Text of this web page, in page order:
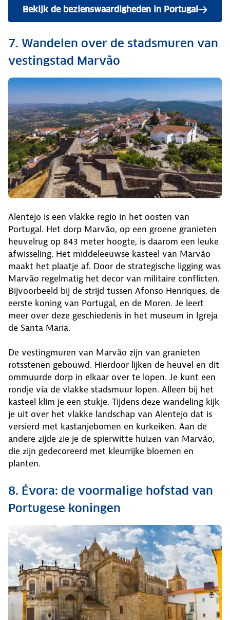
Bekijk de bezienswaardigheden in Portugal
7. Wandelen over de stadsmuren van
vestingstad Marvão
Alentejo is een vlakke regio in het oosten van
Portugal. Het dorp Marvão, op een groene granieten
heuvelrug op 843 meter hoogte, is daarom een leuke
afwisseling. Het middeleeuwse kasteel van Marvão
maakt het plaatje af. Door de strategische ligging was
Marvão regelmatig het decor van militaire conflicten.
Bijvoorbeeld bij de strijd tussen Afonso Henriques, de
eerste koning van Portugal, en de Moren. Je leert
meer over deze geschiedenis in het museum in Igreja
de Santa Maria.
De vestingmuren van Marvão zijn van granieten
rotsstenen gebouwd. Hierdoor lijken de heuvel en dit
ommuurde dorp in elkaar over te lopen. Je kunt een
rondje via de vlakke stadsmuur lopen. Alleen bij het
kasteel klim je een stukje. Tijdens deze wandeling kijk
je uit over het vlakke landschap van Alentejo dat is
versierd met kastanjebomen en kurkeiken. Aan de
andere zijde zie je de spierwitte huizen van Marvão,
die zijn gedecoreerd met kleurrijke bloemen en
planten.
8. Évora: de voormalige hofstad van
Portugese koningen